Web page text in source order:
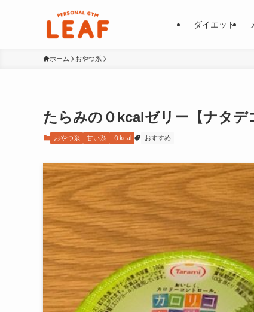
ダイエット
ホーム おやつ系
たらみの０kcalゼリー【ナタデ
おやつ系 甘い系 ０kcal おすすめ